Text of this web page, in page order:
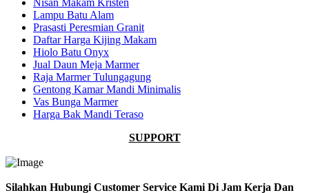
Lampu Batu Alam
Prasasti Peresmian Granit
Daftar Harga Kijing Makam
Hiolo Batu Onyx
Jual Daun Meja Marmer
Raja Marmer Tulungagung
Gentong Kamar Mandi Minimalis
Vas Bunga Marmer
Harga Bak Mandi Teraso
SUPPORT
Silahkan Hubungi Customer Service Kami Di Jam Kerja Dan